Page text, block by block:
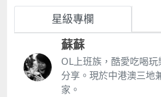
星級專欄
蘇蘇
OL上班族，酷愛吃喝
分享。現於中港澳三地
家。